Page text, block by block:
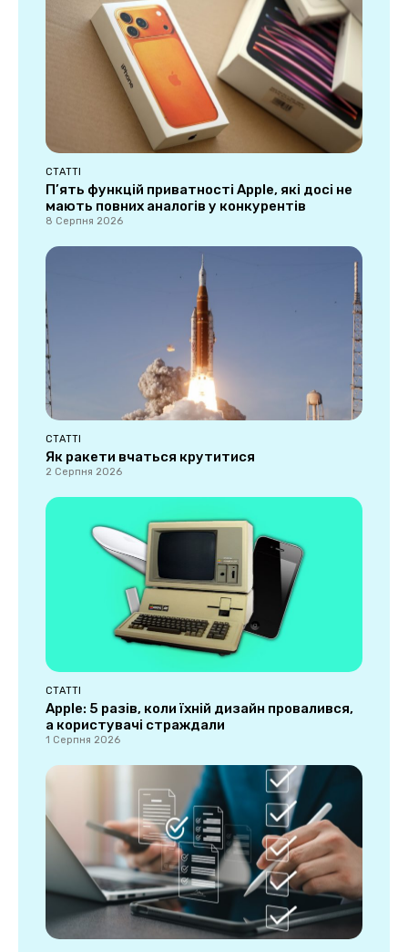
СТАТТІ
П’ять функцій приватності Apple, які досі не
мають повних аналогів у конкурентів
8 Серпня 2026
СТАТТІ
Як ракети вчаться крутитися
2 Серпня 2026
СТАТТІ
Apple: 5 разів, коли їхній дизайн провалився,
а користувачі страждали
1 Серпня 2026